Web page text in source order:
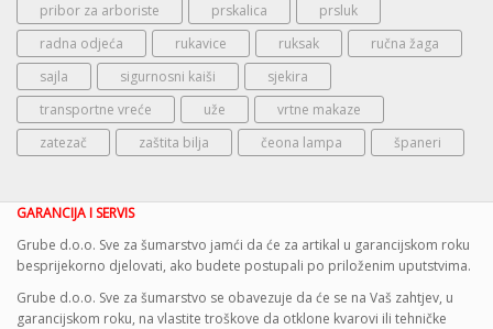
pribor za arboriste
prskalica
prsluk
radna odjeća
rukavice ruksak
ručna žaga
sajla
sigurnosni kaiši
sjekira
transportne vreće
uže
vrtne makaze
zatezač
zaštita bilja čeona lampa španeri
GARANCIJA I SERVIS
Grube d.o.o. Sve za šumarstvo jamći da će za artikal u garancijskom roku
besprijekorno djelovati, ako budete postupali po priloženim uputstvima.
Grube d.o.o. Sve za šumarstvo se obavezuje da će se na Vaš zahtjev, u
garancijskom roku, na vlastite troškove da otklone kvarovi ili tehničke